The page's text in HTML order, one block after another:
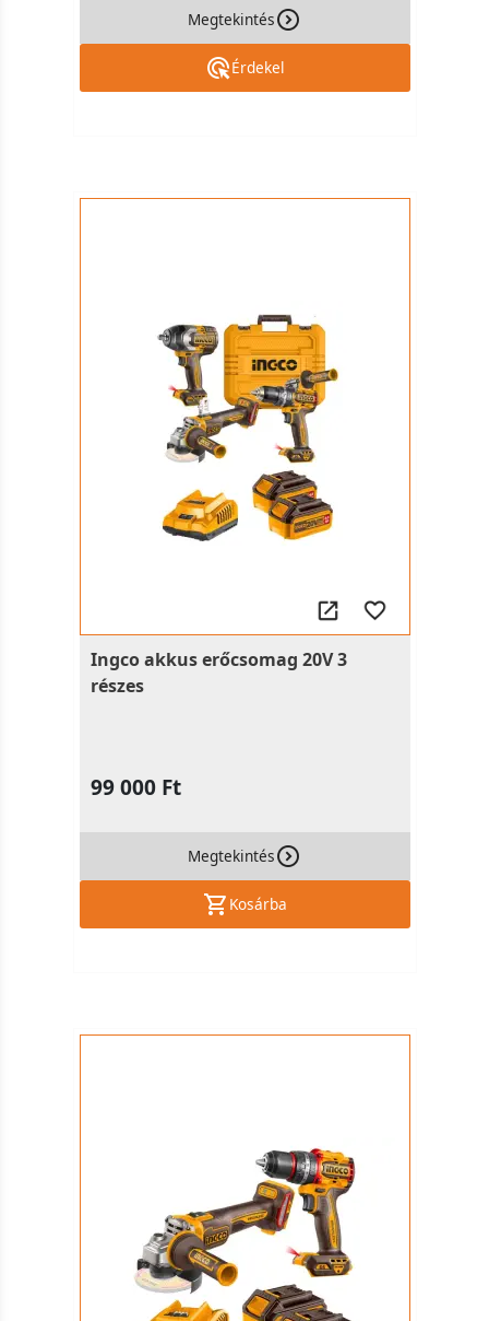
Megtekintés
Érdekel
Ingco akkus erőcsomag 20V 3
részes
99 000 Ft
Megtekintés
Kosárba